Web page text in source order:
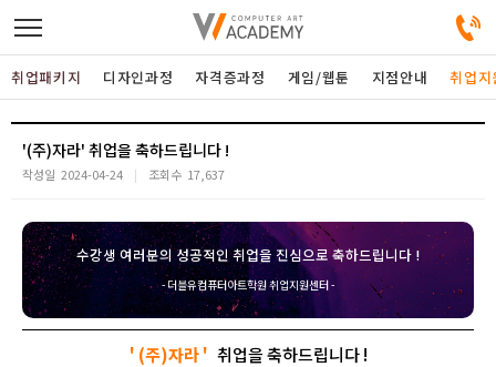
디자인정규과정
게임과정
자격증과정
취업패키지 디자인과정 자격증과정 게임/웹툰 지점안내 취업
'(주)자라'
작성일 2024-04-24 조회수 17,637
수강생 여러분의 성공적인 취업을 진심으로 축하드립니다 !
- 더블유컴퓨터아트학원 취업지원센터 -
' (주)자라 '